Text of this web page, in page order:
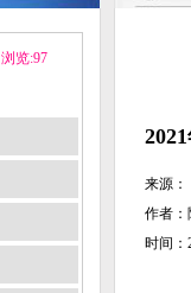
浏览:97
来源：
作者：
时间：